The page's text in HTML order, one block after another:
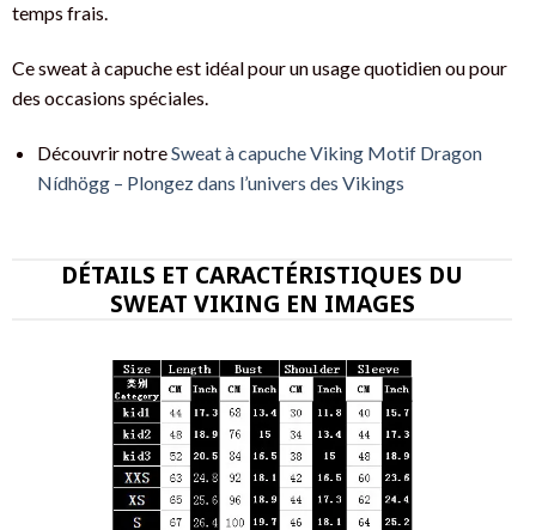
temps frais.
Ce sweat à capuche est idéal pour un usage quotidien ou pour
des occasions spéciales.
Découvrir notreSweat à capuche Viking Motif Dragon
Nídhögg – Plongez dans l’univers des Vikings
DÉTAILS ET CARACTÉRISTIQUES DU
SWEAT VIKING EN IMAGES